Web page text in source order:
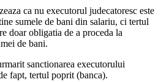
ca nu executorul judecatoresc este
sumele de bani din salariu, ci tertul
doar obligatia de a proceda la
de bani.
sanctionarea executorului
fapt, tertul poprit (banca).